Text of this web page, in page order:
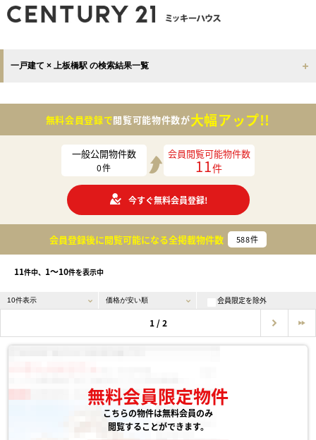
一戸建て × 上板橋駅 の検索結果一覧
無料会員登録で閲覧可能物件数が大幅アップ!!
一般公開物件数
0件
会員閲覧可能物件数
11件
今すぐ無料会員登録!
会員登録後に閲覧可能になる全掲載物件数 588件
11件中、 1〜10件を表示中
会員限定を除外
1 / 2
無料会員限定物件
こちらの物件は無料会員のみ
閲覧することができます。